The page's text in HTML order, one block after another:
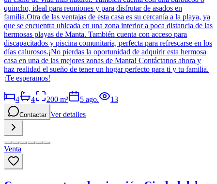
quincho, ideal para reuniones y para disfrutar de asados en
familia.Otra de las ventajas de esta casa es su cercanía a la playa, ya
que se encuentra ubicada en una zona interior a poca distancia de las
hermosas playas de Manta. También cuenta con acceso para
discapacitados y piscina comunitaria, perfecta para refrescarse en los
días calurosos.¡No pierdas la oportunidad de adquirir esta hermosa
casa en una de las mejores zonas de Manta! Contáctanos ahora y
haz realidad el sueño de tener un hogar perfecto para ti y tu familia.
¡Te esperamos!
4 4 200 m² 5 ago. 13
Contactar Ver detalles
Venta